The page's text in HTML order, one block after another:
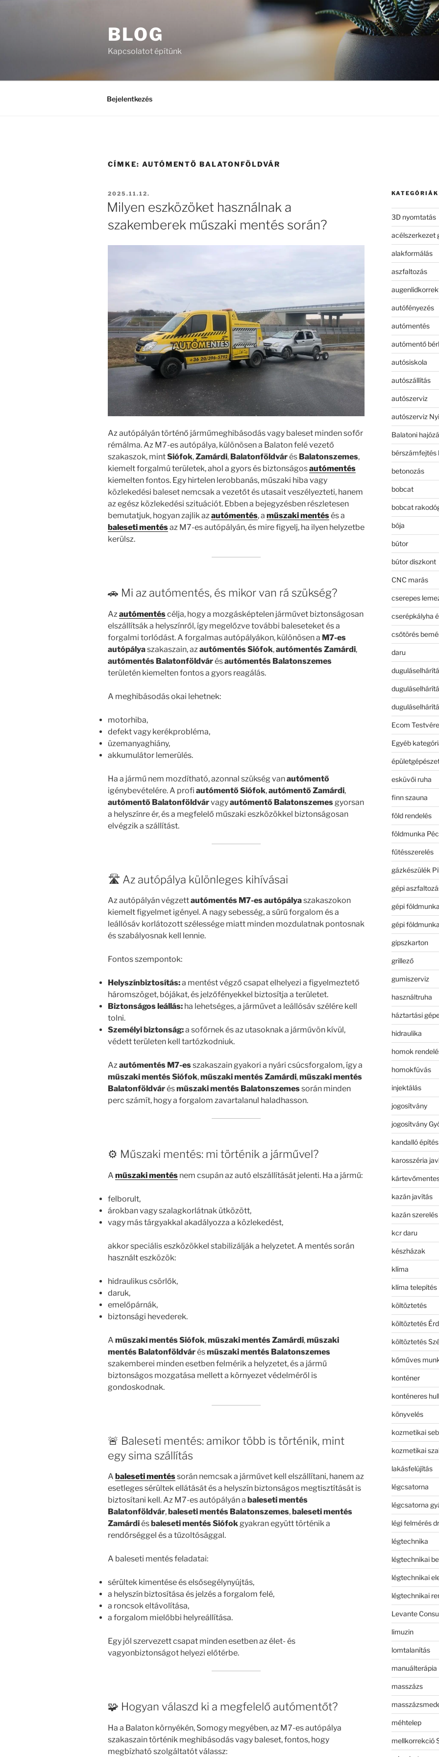
BLOG
Kapcsolatot építünk
Bejelentkezés
CÍMKE: AUTÓMENTŐ BALATONFÖLDVÁR
BEKÜLDVE:
2025.11.12.
Milyen eszközöket használnak a
szakemberek műszaki mentés során?
Az autópályán történő járműmeghibásodás vagy baleset minden sofőr
rémálma. Az M7-es autópálya, különösen a Balaton felé vezető
szakaszok, mintSiófok,Zamárdi, Balatonföldvárés Balatonszemes,
kiemelt forgalmú területek, ahol a gyors és biztonságosautómentés
kiemelten fontos. Egy hirtelen lerobbanás, műszaki hiba vagy
közlekedési baleset nemcsak a vezetőt és utasait veszélyezteti, hanem
az egész közlekedési szituációt. Ebben a bejegyzésben részletesen
bemutatjuk, hogyan zajlik azautómentés, a műszaki mentésés a
baleseti mentésaz M7-es autópályán, és mire figyelj, ha ilyen helyzetbe
kerülsz.
🚗 Mi az autómentés, és mikor van rá szükség?
Az autómentéscélja, hogy a mozgásképtelen járművet biztonságosan
elszállítsák a helyszínről, így megelőzve további baleseteket és a
forgalmi torlódást. A forgalmas autópályákon, különösen a M7-es
autópályaszakaszain, az autómentés Siófok,autómentés Zamárdi,
autómentés Balatonföldvárésautómentés Balatonszemes
területén kiemelten fontos a gyors reagálás.
A meghibásodás okai lehetnek:
motorhiba,
defekt vagy kerékprobléma,
üzemanyaghiány,
akkumulátor lemerülés.
Ha a jármű nem mozdítható, azonnal szükség vanautómentő
igénybevételére. A profi autómentő Siófok,autómentő Zamárdi,
autómentő Balatonföldvárvagyautómentő Balatonszemes gyorsan
a helyszínre ér, és a megfelelő műszaki eszközökkel biztonságosan
elvégzik a szállítást.
🛣️ Az autópálya különleges kihívásai
Az autópályán végzettautómentés M7-es autópályaszakaszokon
kiemelt figyelmet igényel. A nagy sebesség, a sűrű forgalom és a
leállósáv korlátozott szélessége miatt minden mozdulatnak pontosnak
és szabályosnak kell lennie.
Fontos szempontok:
Helyszínbiztosítás:a mentést végző csapat elhelyezi a figyelmeztető
háromszöget, bójákat, és jelzőfényekkel biztosítja a területet.
Biztonságos leállás: ha lehetséges, a járművet a leállósáv szélére kell
tolni.
Személyi biztonság:a sofőrnek és az utasoknak a járművön kívül,
védett területen kell tartózkodniuk.
Azautómentés M7-esszakaszain gyakori a nyári csúcsforgalom, így a
műszaki mentés Siófok,műszaki mentés Zamárdi,műszaki mentés
Balatonföldvárésműszaki mentés Balatonszemessorán minden
perc számít, hogy a forgalom zavartalanul haladhasson.
⚙️ Műszaki mentés: mi történik a járművel?
A műszaki mentés nem csupán az autó elszállítását jelenti. Ha a jármű:
felborult,
árokban vagy szalagkorlátnak ütközött,
vagy más tárgyakkal akadályozza a közlekedést,
akkor speciális eszközökkel stabilizálják a helyzetet. A mentés során
használt eszközök:
hidraulikus csörlők,
daruk,
emelőpárnák,
biztonsági hevederek.
A műszaki mentés Siófok,műszaki mentés Zamárdi,műszaki
mentés Balatonföldvárésműszaki mentés Balatonszemes
szakemberei minden esetben felmérik a helyzetet, és a jármű
biztonságos mozgatása mellett a környezet védelméről is
gondoskodnak.
🚨 Baleseti mentés: amikor több is történik, mint
egy sima szállítás
A baleseti mentéssorán nemcsak a járművet kell elszállítani, hanem az
esetleges sérültek ellátását és a helyszín biztonságos megtisztítását is
biztosítani kell. Az M7-es autópályán a baleseti mentés
Balatonföldvár, baleseti mentés Balatonszemes, baleseti mentés
Zamárdiés baleseti mentés Siófokgyakran együtt történik a
rendőrséggel és a tűzoltósággal.
A baleseti mentés feladatai:
sérültek kimentése és elsősegélynyújtás,
a helyszín biztosítása és jelzés a forgalom felé,
a roncsok eltávolítása,
a forgalom mielőbbi helyreállítása.
Egy jól szervezett csapat minden esetben az élet- és
vagyonbiztonságot helyezi előtérbe.
🧩 Hogyan válaszd ki a megfelelő autómentőt?
Ha a Balaton környékén, Somogy megyében, az M7-es autópálya
szakaszain történik meghibásodás vagy baleset, fontos, hogy
megbízható szolgáltatót válassz:
KATEGÓRIÁK
3D nyomtatás
acélszerkezet
alakformálás
aszfaltozás
autófényezés
autómentés
autómentő
autósiskola
autószállítás
autószerviz
autószerviz
Balatoni
bérszámfejtés
betonozás
bobcat
bobcat
bója
bútor
bútor diszkont
CNC marás
cserepes
cserépkályha
csőtörés
daru
Ecom
Egyéb
esküvői ruha
finn szauna
föld rendelés
földmunka
fűtésszerelés
gázkészülék
gépi
gépi földmunka
gépi
gipszkarton
grillező
gumiszerviz
használtruha
háztartási
hidraulika
homok
homokfúvás
injektálás
jogosítvány
jogosítvány
kandalló építés
karosszéria
kazán javítás
kazán szerelés
kcr daru
készházak
klíma
klíma telepítés
költöztetés
költöztetés Érd
költöztetés
kőműves
konténer
konténeres
könyvelés
kozmetikai
kozmetikai
lakásfelújítás
légcsatorna
légcsatorna
légi felmérés
légtechnika
légtechnikai
légtechnikai
légtechnikai
Levante
limuzin
lomtalanítás
manuálterápia
masszázs
méhtelep
mellkorrekció